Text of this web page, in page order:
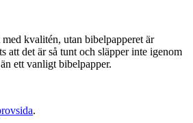
kvalitén, utan bibelpapperet är
att det är så tunt och släpper inte igenom
ett vanligt bibelpapper.
.